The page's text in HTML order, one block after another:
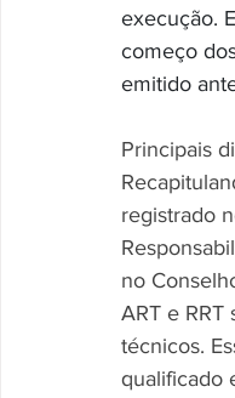
execução.
começo
emitido
Principais
registrado
no
ART e
técnicos.
qualificado